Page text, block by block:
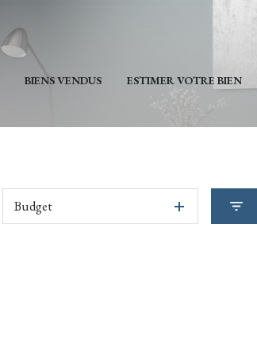
BIENS VENDUS ESTIMER VOTRE BIEN
Budget